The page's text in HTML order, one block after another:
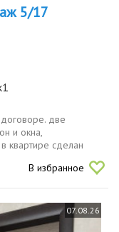
5/17
две
и окна,
квартире сделан
наблюдением
В избранное
07.08.26